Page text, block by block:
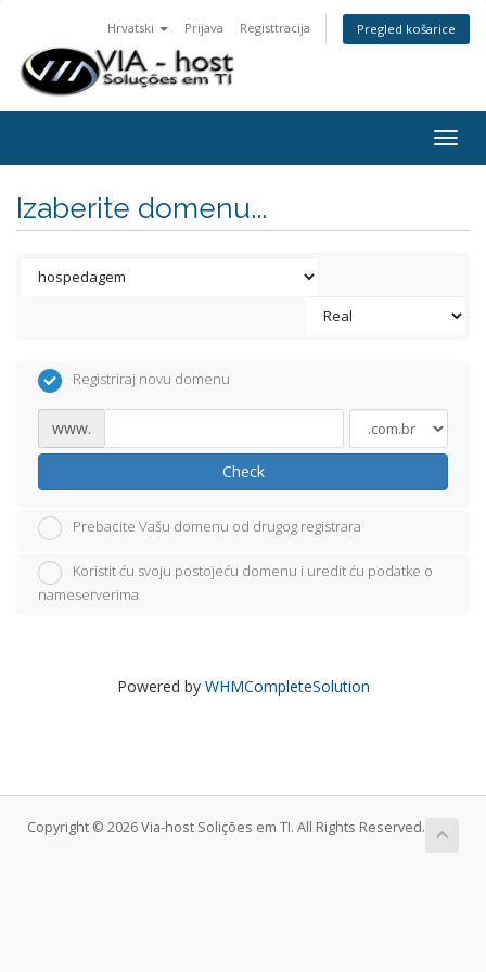
Hrvatski Prijava Registtracija Pregled košarice
Izaberite domenu...
Registriraj novu domenu
www.
Check
Prebacite Vašu domenu od drugog registrara
Koristit ću svoju postojeću domenu i uredit ću podatke o
nameserverima
Powered by WHMCompleteSolution
Copyright © 2026 Via-host Solições em TI. All Rights Reserved.